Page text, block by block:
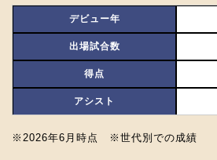
デビュー年
出場試合数
得点
アシスト
※2026年6月時点 ※世代別での成績